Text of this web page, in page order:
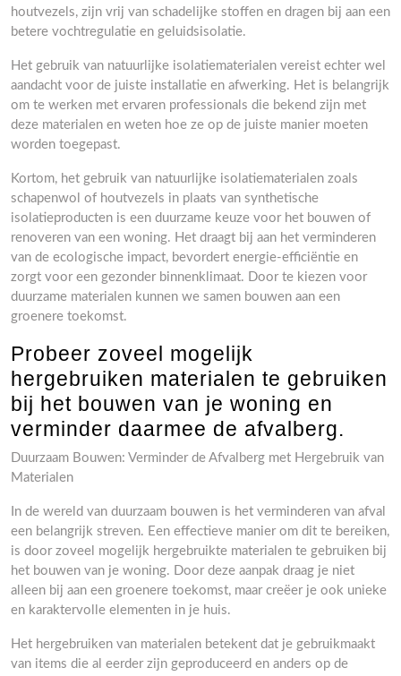
houtvezels, zijn vrij van schadelijke stoffen en dragen bij aan een
betere vochtregulatie en geluidsisolatie.
Het gebruik van natuurlijke isolatiematerialen vereist echter wel
aandacht voor de juiste installatie en afwerking. Het is belangrijk
om te werken met ervaren professionals die bekend zijn met
deze materialen en weten hoe ze op de juiste manier moeten
worden toegepast.
Kortom, het gebruik van natuurlijke isolatiematerialen zoals
schapenwol of houtvezels in plaats van synthetische
isolatieproducten is een duurzame keuze voor het bouwen of
renoveren van een woning. Het draagt bij aan het verminderen
van de ecologische impact, bevordert energie-efficiëntie en
zorgt voor een gezonder binnenklimaat. Door te kiezen voor
duurzame materialen kunnen we samen bouwen aan een
groenere toekomst.
Probeer zoveel mogelijk
hergebruiken materialen te gebruiken
bij het bouwen van je woning en
verminder daarmee de afvalberg.
Duurzaam Bouwen: Verminder de Afvalberg met Hergebruik van
Materialen
In de wereld van duurzaam bouwen is het verminderen van afval
een belangrijk streven. Een effectieve manier om dit te bereiken,
is door zoveel mogelijk hergebruikte materialen te gebruiken bij
het bouwen van je woning. Door deze aanpak draag je niet
alleen bij aan een groenere toekomst, maar creëer je ook unieke
en karaktervolle elementen in je huis.
Het hergebruiken van materialen betekent dat je gebruikmaakt
van items die al eerder zijn geproduceerd en anders op de